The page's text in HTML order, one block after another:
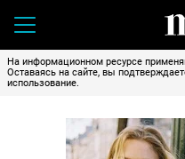
На информационном ресурсе
Оставаясь на сайте, вы
использование.